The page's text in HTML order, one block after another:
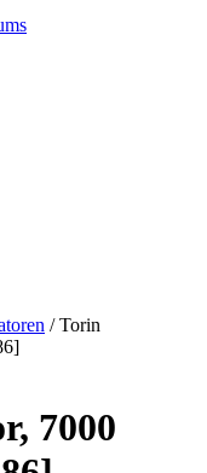
/ Torin
7000